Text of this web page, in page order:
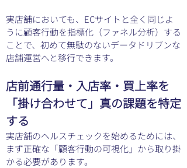
実店舗においても、ECサイトと全く同じよ
うに顧客行動を指標化（ファネル分析）する
ことで、初めて無駄のないデータドリブンな
店舗運営へと移行できます。
店前通行量・入店率・買上率を
「掛け合わせて」真の課題を特定
する
実店舗のヘルスチェックを始めるためには、
まず正確な「顧客行動の可視化」から取り掛
かる必要があります。